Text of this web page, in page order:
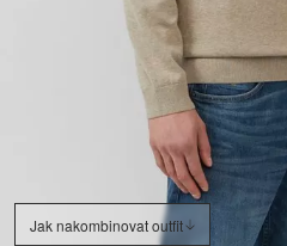
Jak nakombinovat outfit